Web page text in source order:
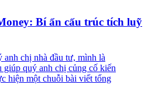
Bí ẩn cấu trúc tích luỹ
anh chị nhà đầu tư, mình là
quý anh chị củng cố kiến
hiện một chuỗi bài viết tổng